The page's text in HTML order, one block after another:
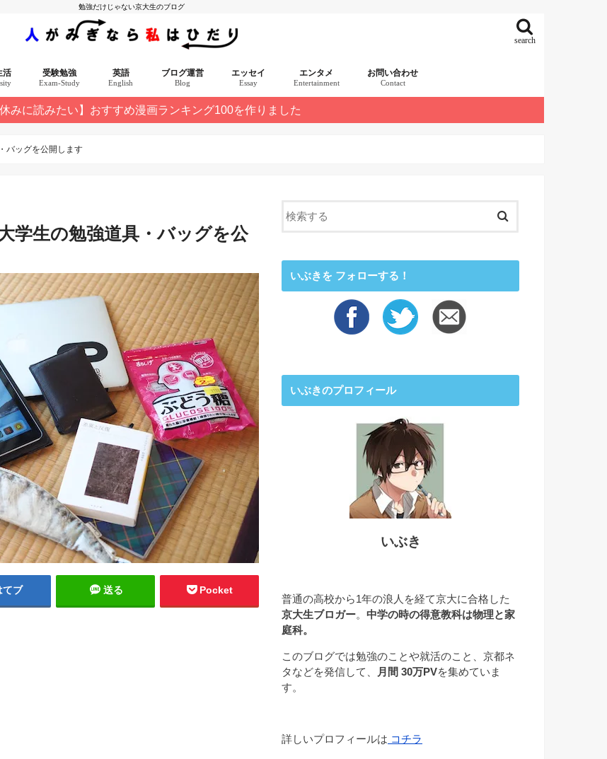
勉強だけじゃない京大生のブログ
search
事
活 受験勉強
Exam-Study
英語
English
ブログ運営
Blog
エッセイ
Essay
エンタメ
Entertainment
お問い合わせ
Contact
休みに読みたい】おすすめ漫画ランキング100を作りました
バッグを公開します
学生の勉強道具・バッグを公
てブ 送る Pocket
いぶきを フォローする！
いぶきのプロフィール
いぶき
普通の高校から1年の浪人を経て京大に合格した
京大生ブロガー。 中学の時の得意教科は物理と家
庭科。
このブログでは勉強のことや就活のこと、京都ネ
タなどを発信して、
月間 30万PVを集めていま
す。
詳しいプロフィールは コチラ